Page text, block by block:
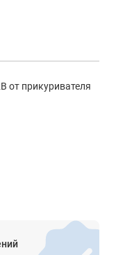
от прикуривателя